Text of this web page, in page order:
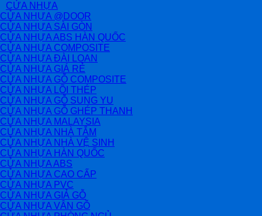
CỬA NHỰA
CỬA NHỰA @DOOR
CỬA NHỰA SÀI GÒN
CỬA NHỰA ABS HÀN QUỐC
CỬA NHỰA COMPOSITE
CỬA NHỰA ĐÀI LOAN
CỬA NHỰA GIÁ RẺ
CỬA NHỰA GỖ COMPOSITE
CỬA NHỰA LÕI THÉP
CỬA NHỰA GỖ SUNG YU
CỬA NHỰA GỖ GHÉP THANH
CỬA NHỰA MALAYSIA
CỬA NHỰA NHÀ TẮM
CỬA NHỰA NHÀ VỆ SINH
CỬA NHỰA HÀN QUỐC
CỬA NHỰA ABS
CỬA NHỰA CAO CẤP
CỬA NHỰA PVC
CỬA NHỰA GIẢ GỖ
CỬA NHỰA VÂN GỖ